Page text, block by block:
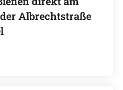
Albrechtstraße